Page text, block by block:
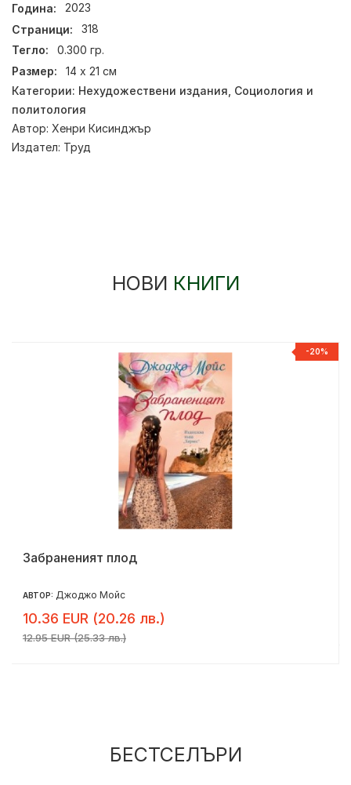
Година:
2023
Страници:
318
Тегло:
0.300 гр.
Размер:
14 х 21 см
Категории: Нехудожествени издания, Социология и
политология
Автор: Хенри Кисинджър
Издател: Труд
НОВИ КНИГИ
-20%
Забраненият плод
АВТОР: Джоджо Мойс
10.36 EUR (20.26 лв.)
12.95 EUR (25.33 лв.)
БЕСТСЕЛЪРИ